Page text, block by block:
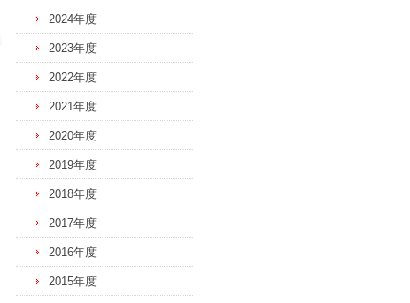
2024年度
2023年度
2022年度
2021年度
2020年度
2019年度
2018年度
2017年度
2016年度
2015年度